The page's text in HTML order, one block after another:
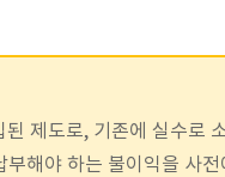
제도로, 기존에 실수로
해야 하는 불이익을 사전